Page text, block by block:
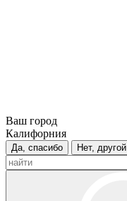
Ваш город
Калифорния
Да, спасибо Нет, другой